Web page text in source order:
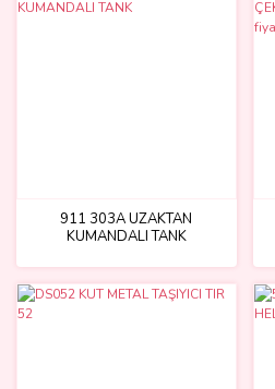
911 303A UZAKTAN
KUMANDALI TANK